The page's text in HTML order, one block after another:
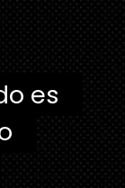
es
es